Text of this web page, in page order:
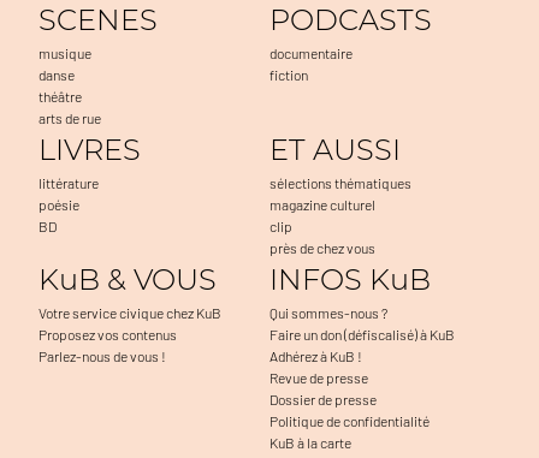
SCENES
musique
danse
théâtre
arts de rue
PODCASTS
documentaire
fiction
LIVRES
littérature
poésie
BD
ET AUSSI
sélections thématiques
magazine culturel
clip
près de chez vous
KuB & VOUS
Votre service civique chez KuB
Proposez vos contenus
Parlez-nous de vous !
INFOS KuB
Qui sommes-nous ?
Faire un don (défiscalisé) à KuB
Adhérez à KuB !
Revue de presse
Dossier de presse
Politique de confidentialité
KuB à la carte